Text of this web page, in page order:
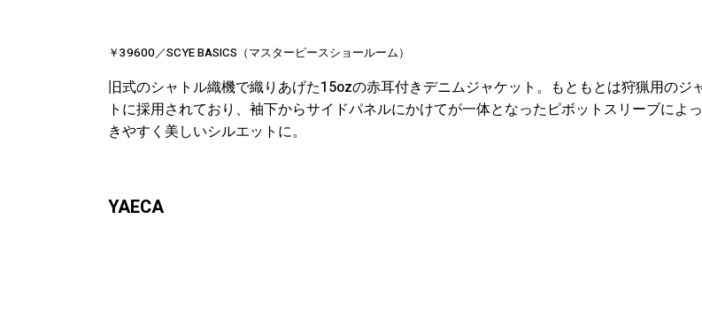
￥39600／SCYE BASICS（マスターピースショールーム）
旧式のシャトル織機で織りあげた15ozの赤耳付きデニムジャケット。もともとは狩猟用のジ
トに採用されており、袖下からサイドパネルにかけてが一体となったピボットスリーブによ
きやすく美しいシルエットに。
YAECA